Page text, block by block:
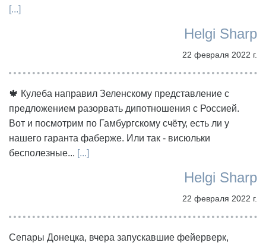
[...]
Helgi Sharp
22 февраля 2022 г.
🍁 Кулеба направил Зеленскому представление с
предложением разорвать дипотношения с Россией.
Вот и посмотрим по Гамбургскому счёту, есть ли у
нашего гаранта фаберже. Или так - висюльки
бесполезные... [...]
Helgi Sharp
22 февраля 2022 г.
Сепары Донецка, вчера запускавшие фейерверк,